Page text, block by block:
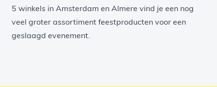
5 winkels in Amsterdam en Almere vind je een nog
veel groter assortiment feestproducten voor een
geslaagd evenement.